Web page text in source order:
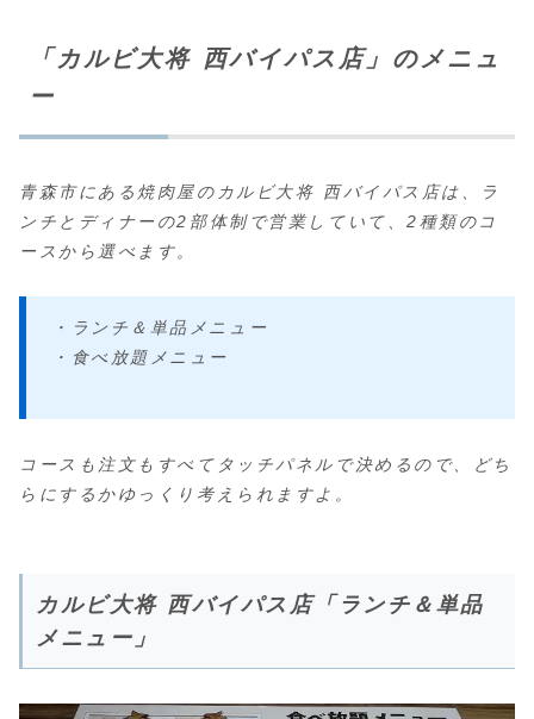
「カルビ大将 西バイパス店」のメニュ
ー
青森市にある焼肉屋のカルビ大将 西バイパス店は、ラ
ンチとディナーの2部体制で営業していて、2種類のコ
ースから選べます。
・ランチ＆単品メニュー
・食べ放題メニュー
コースも注文もすべてタッチパネルで決めるので、どち
らにするかゆっくり考えられますよ。
カルビ大将 西バイパス店「ランチ＆単品
メニュー」